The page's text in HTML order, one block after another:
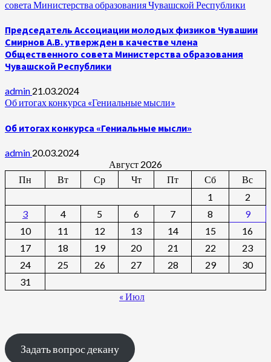
совета Министерства образования Чувашской Республики
Председатель Ассоциации молодых физиков Чувашии
Смирнов А.В. утвержден в качестве члена
Общественного совета Министерства образования
Чувашской Республики
admin 21.03.2024
Об итогах конкурса «Гениальные мысли»
Об итогах конкурса «Гениальные мысли»
admin 20.03.2024
Август 2026
Пн
Вт Ср Чт Пт Сб
Вс
1
2
3
4 5 6 7 8
9
10
11 12 13 14 15
16
17
18 19 20 21 22
23
24
25 26 27 28 29
30
31
« Июл
Задать вопрос декану